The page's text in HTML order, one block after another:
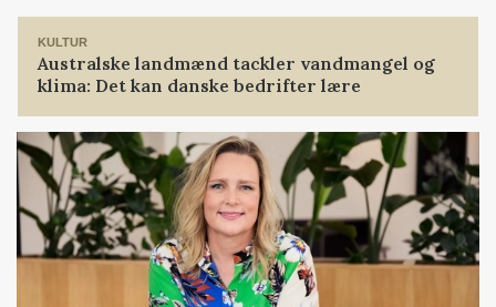
KULTUR
Australske landmænd tackler vandmangel og
klima: Det kan danske bedrifter lære